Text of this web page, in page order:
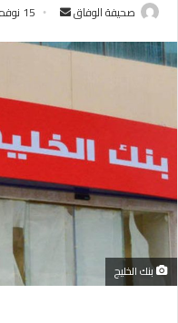
صحيفة الوفاق
أرسل
إلكترونيا
15 نوفمبر، 2025
بنك الخليج